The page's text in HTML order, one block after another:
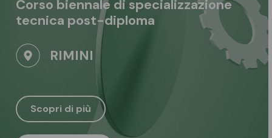
Corso biennale di specializzazione
tecnica post-diploma
RIMINI
Scopri di più